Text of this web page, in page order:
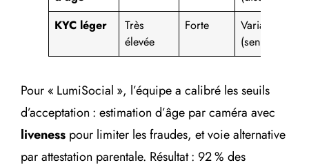
KYC léger
Très
élevée
Forte
Variable
(sensibles)
Pour « LumiSocial », l’équipe a calibré les seuils
d’acceptation : estimation d’âge par caméra avec
liveness pour limiter les fraudes, et voie alternative
par attestation parentale. Résultat : 92 % des